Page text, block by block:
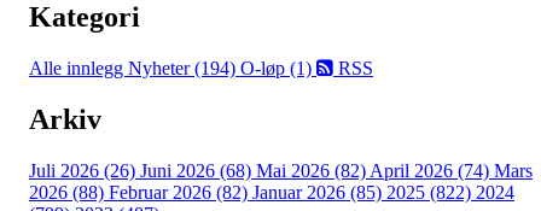
Kategori
Alle innlegg Nyheter (194) O-løp (1) RSS
Arkiv
Juli 2026 (26) Juni 2026 (68) Mai 2026 (82) April 2026 (74) Mars
2026 (88) Februar 2026 (82) Januar 2026 (85) 2025 (822) 2024